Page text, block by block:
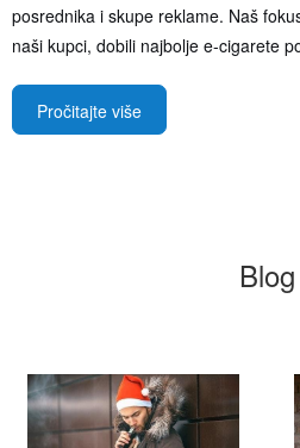
posrednika i skupe reklame. Naš
naši kupci, dobili najbolje e-cigarete
Pročitajte više
Blog